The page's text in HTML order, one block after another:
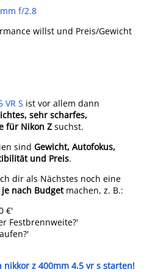
f/2.8
willst und Preis/Gewicht
VR S ist vor allem dann
sehr scharfes,
für Nikon Z suchst.
sind Gewicht, Autofokus,
und Preis.
dir als Nächstes noch eine
nach Budgetmachen, z. B.:
€'
Festbrennweite?'
nikkor z 400mm 4.5 vr s starten!